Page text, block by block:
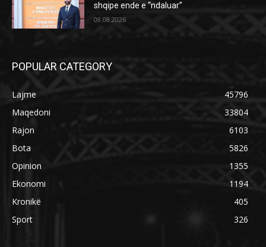
shqipe ende e “ndaluar”
08.08.2026
POPULAR CATEGORY
Lajme
45796
Maqedoni
33804
Rajon
6103
Bota
5826
Opinion
1355
Ekonomi
1194
Kronikë
405
Sport
326